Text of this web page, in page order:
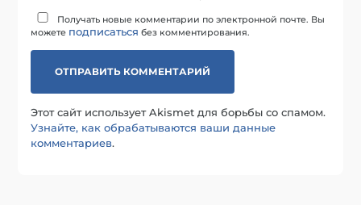
Получать новые комментарии по электронной почте. Вы
можете подписаться без комментирования.
Этот сайт использует Akismet для борьбы со спамом.
Узнайте, как обрабатываются ваши данные
комментариев.